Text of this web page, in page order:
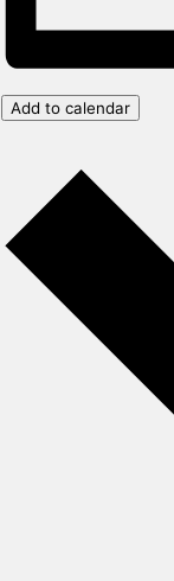
Add to calendar